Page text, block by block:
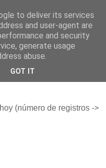
directo en el
(número de registros ->
to deliver its services
and user-agent are
and security
generate usage
abuse.
GOT IT